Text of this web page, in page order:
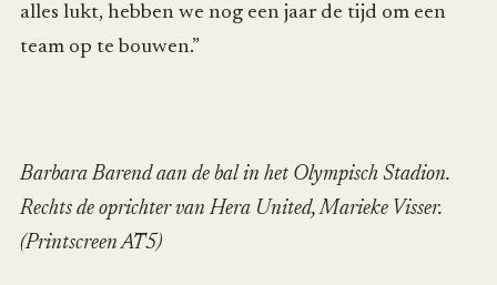
alles lukt, hebben we nog een jaar de tijd om een
team op te bouwen.”
Barbara Barend aan de bal in het Olympisch Stadion.
Rechts de oprichter van Hera United, Marieke Visser.
(Printscreen AT5)